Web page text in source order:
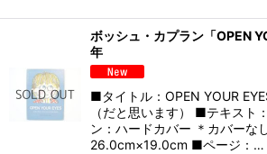
ボッシュ・カプラン「OPEN
年
■タイトル：OPEN YOUR
（だと思います） ■テキスト
ン：ハードカバー ＊カバーな
26.0cm×19.0cm ■ページ：…